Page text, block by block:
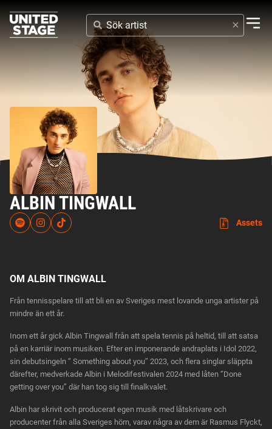
SÖK
ARTIST
ALBIN TINGWALL
Assets
OM ALBIN TINGWALL
Från tennisspelare till att bli en av Sveriges mest lovande unga artister på
mindre än ett år.
Inom ett år gick Albin Tingwall från att spela tennis på heltid, till att satsa
på en karriär inom musiken. Efter en imponerande andraplats i Idol 2022,
sin debutsingeln ‘’ Something about you’’ 2023, och flera singlar släppta
därefter, medverkade Albin i Melodifestivalen 2024 med låten ‘’Done
getting over you’’ där han tog sig till finalkvalet.
Albin har skrivit och producerat egen musik med låtskrivare och
producenter från alla Sveriges hörn, varav några av dem är Rasmus Flyckt,